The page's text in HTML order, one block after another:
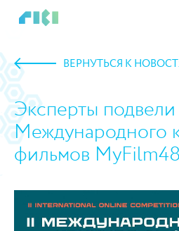
ВЕРНУТЬСЯ К
Эксперты
Международного
фильмов MyFilm48
https://www.high-